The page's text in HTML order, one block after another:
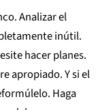
Analizar el
inútil.
hacer planes.
apropiado. Y si el
Haga